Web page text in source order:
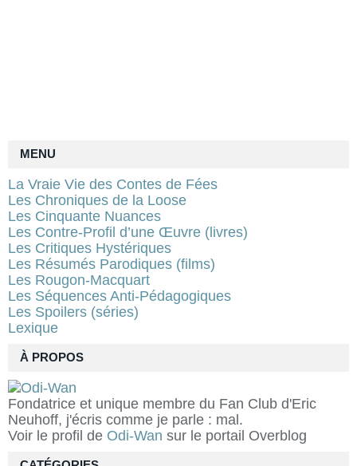
À PROPOS
Fondatrice et unique membre du Fan Club d'Eric
Neuhoff, j'écris comme je parle : mal.
Voir le profil de Odi-Wan sur le portail Overblog
MENU
La Vraie Vie des Contes de Fées
Les Chroniques de la Loose
Les Cinquante Nuances
Les Contre-Profil d’une Œuvre (livres)
Les Critiques Hystériques
Les Résumés Parodiques (films)
Les Rougon-Macquart
Les Séquences Anti-Pédagogiques
Les Spoilers (séries)
Lexique